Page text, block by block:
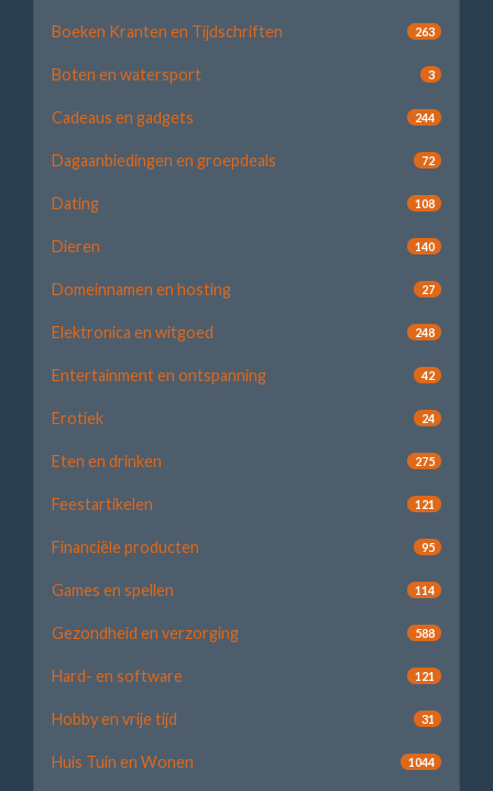
Boeken Kranten en Tijdschriften 263
Boten en watersport 3
Cadeaus en gadgets 244
Dagaanbiedingen en groepdeals 72
Dating 108
Dieren 140
Domeinnamen en hosting 27
Elektronica en witgoed 248
Entertainment en ontspanning 42
Erotiek 24
Eten en drinken 275
Feestartikelen 121
Financiële producten 95
Games en spellen 114
Gezondheid en verzorging 588
Hard- en software 121
Hobby en vrije tijd 31
Huis Tuin en Wonen 1044